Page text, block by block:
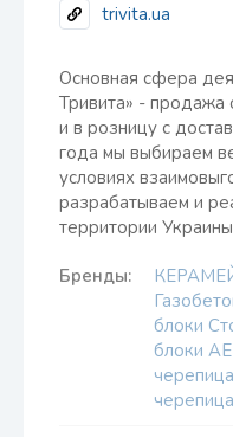
trivita.ua
Основная сфера
Тривита» - продажа
и в розницу с
года мы выбираем
условиях
разрабатываем и
территории
Бренды:
блоки
блоки